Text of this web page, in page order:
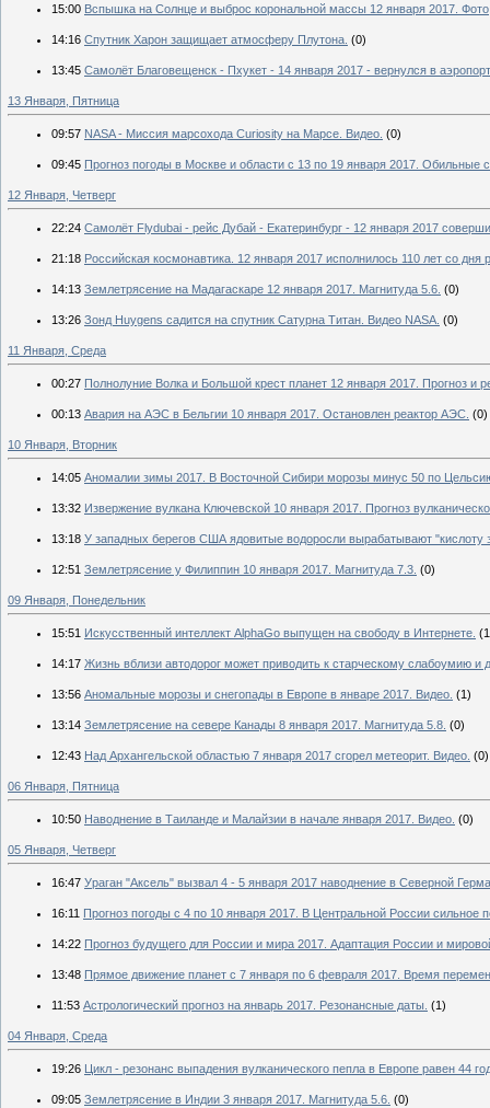
15:00 Вспышка на Солнце и выброс корональной массы 12 января 2017.
14:16 Спутник Харон защищает атмосферу Плутона. (0)
13:45 Самолёт Благовещенск - Пхукет - 14 января 2017 - вернулся в
13 Января, Пятница
09:57 NASA - Миссия марсохода Curiosity на Марсе. Видео. (0)
09:45 Прогноз погоды в Москве и области с 13 по 19 января 2017. Обильные
12 Января, Четверг
22:24 Самолёт Flydubai - рейс Дубай - Екатеринбург - 12 января 2017
21:18 Российская космонавтика. 12 января 2017 исполнилось 110 лет со
14:13 Землетрясение на Мадагаскаре 12 января 2017. Магнитуда 5.6. (0)
13:26 Зонд Huygens садится на спутник Сатурна Титан. Видео NASA. (0)
11 Января, Среда
00:27 Полнолуние Волка и Большой крест планет 12 января 2017. Прогноз и
00:13 Авария на АЭС в Бельгии 10 января 2017. Остановлен реактор АЭС. (0)
10 Января, Вторник
14:05 Аномалии зимы 2017. В Восточной Сибири морозы минус 50 по
13:32 Извержение вулкана Ключевской 10 января 2017. Прогноз
13:18 У западных берегов США ядовитые водоросли вырабатывают
12:51 Землетрясение у Филиппин 10 января 2017. Магнитуда 7.3. (0)
09 Января, Понедельник
15:51 Искусственный интеллект AlphaGo выпущен на свободу в Интернете.
14:17 Жизнь вблизи автодорог может приводить к старческому слабоумию и
13:56 Аномальные морозы и снегопады в Европе в январе 2017. Видео. (1)
13:14 Землетрясение на севере Канады 8 января 2017. Магнитуда 5.8. (0)
12:43 Над Архангельской областью 7 января 2017 сгорел метеорит. Видео. (0)
06 Января, Пятница
10:50 Наводнение в Таиланде и Малайзии в начале января 2017. Видео. (0)
05 Января, Четверг
16:47 Ураган "Аксель" вызвал 4 - 5 января 2017 наводнение в Северной
16:11 Прогноз погоды с 4 по 10 января 2017. В Центральной России сильное
14:22 Прогноз будущего для России и мира 2017. Адаптация России и
13:48 Прямое движение планет с 7 января по 6 февраля 2017. Время
11:53 Астрологический прогноз на январь 2017. Резонансные даты. (1)
04 Января, Среда
19:26 Цикл - резонанс выпадения вулканического пепла в Европе равен 44
09:05 Землетрясение в Индии 3 января 2017. Магнитуда 5.6. (0)